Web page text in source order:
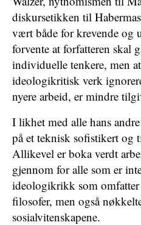
diskursetikken til
vært både for krevende og
forvente at forfatteren skal
individuelle tenkere, men
ideologikritisk verk
nyere arbeid, er mindre
I likhet med alle hans
på et teknisk sofistikert og
Allikevel er boka verdt
gjennom for alle som er
ideologikrikk som
filosofer, men også
sosialvitenskapene.